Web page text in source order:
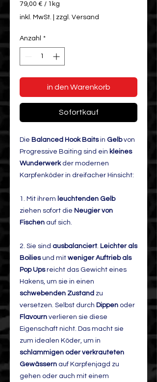
79,00 € / 1kg
79,00 €
Kilogramm
inkl. MwSt. zzgl. Versand
Anzahl *
in den Warenkorb
Sofortkauf
Die Balanced Hook Baitsin Gelbvon
Progressive Baiting sind ein kleines
Wunderwerkder modernen
Karpfenköder in dreifacher Hinsicht:
1. Mit ihrem leuchtenden Gelb
ziehen sofort die Neugier von
Fischen auf sich.
2. Sie sind ausbalanciert. Leichter als
Boiliesund mit weniger Auftrieb als
Pop Upsreicht das Gewicht eines
Hakens, um sie in einen
schwebenden Zustand zu
versetzen. Selbst durch Dippen oder
Flavourn verlieren sie diese
Eigenschaft nicht. Das macht sie
zum idealen Köder, um in
schlammigen oder verkrauteten
Gewässern auf Karpfenjagd zu
gehen oder auch mit einem